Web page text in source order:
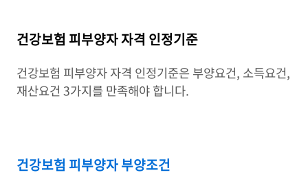
건강보험 피부양자 자격 인정기준
건강보험 피부양자 자격 인정기준은 부양요건, 소득요건,
재산요건 3가지를 만족해야 합니다.
건강보험 피부양자 부양조건